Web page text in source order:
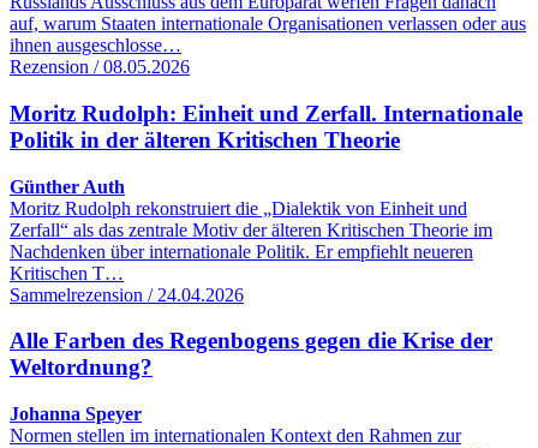
auf, warum Staaten internationale Organisationen verlassen oder aus
ihnen ausgeschlosse…
Rezension / 08.05.2026
Moritz Rudolph: Einheit und Zerfall. Internationale
Politik in der älteren Kritischen Theorie
Günther Auth
Moritz Rudolph rekonstruiert die „Dialektik von Einheit und
Zerfall“ als das zentrale Motiv der älteren Kritischen Theorie im
Nachdenken über internationale Politik. Er empfiehlt neueren
Kritischen T…
Sammelrezension / 24.04.2026
Alle Farben des Regenbogens gegen die Krise der
Weltordnung?
Johanna Speyer
Normen stellen im internationalen Kontext den Rahmen zur